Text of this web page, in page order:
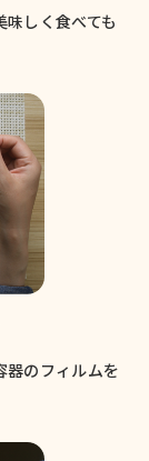
しく食べても
器のフィルムを